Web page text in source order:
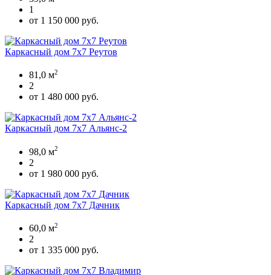
1
от 1 150 000 руб.
Каркасный дом 7х7 Реутов
81,0 м2
2
от 1 480 000 руб.
Каркасный дом 7х7 Альянс-2
98,0 м2
2
от 1 980 000 руб.
Каркасный дом 7х7 Дачник
60,0 м2
2
от 1 335 000 руб.